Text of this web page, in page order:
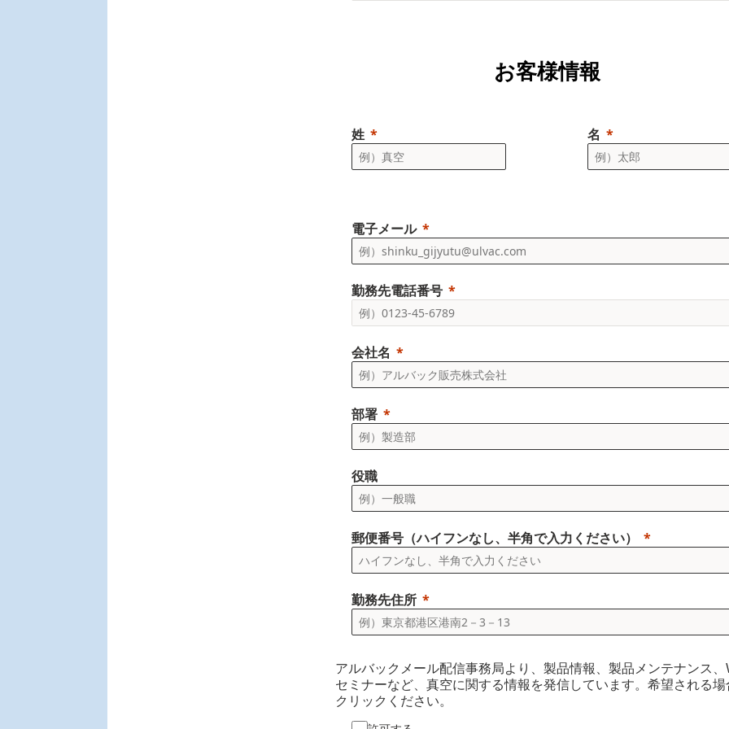
お客様情報
姓 名
電子メール
勤務先電話番号
会社名
部署
役職
郵便番号（ハイフンなし、半角で入力ください）
勤務先住所
アルバックメール配信事務局より、製品情報、製品メンテナンス
セミナーなど、真空に関する情報を発信しています。希望される
クリックください。